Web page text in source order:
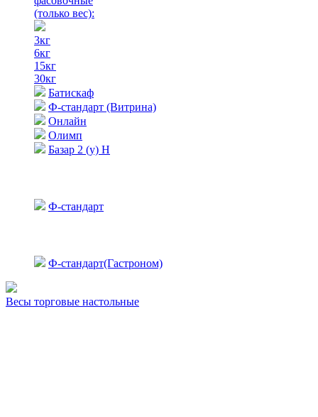
(только вес):
3кг
6кг
15кг
30кг
Батискаф
Ф-стандарт (Витрина)
Онлайн
Олимп
Базар 2 (у) Н
Ф-стандарт
Ф-стандарт(Гастроном)
Весы торговые настольные